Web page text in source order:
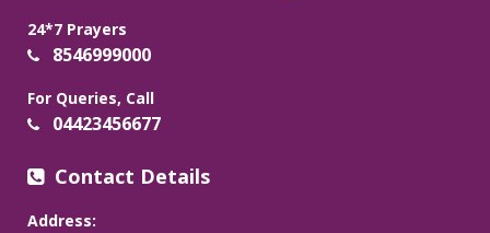
24*7 Prayers
8546999000
For Queries, Call
04423456677
Contact Details
Address: